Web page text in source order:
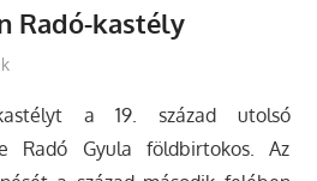
Radó-kastély
a 19. század utolsó
Radó Gyula földbirtokos. Az